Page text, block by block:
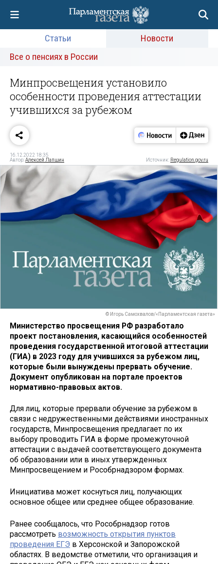
Статьи
Новости
Все о пенсиях в России
Минпросвещения установило
особенности проведения аттестации
учившихся за рубежом
16.12.2022 18:35
Автор:Алексей Лапшин Источник: Regulation.gov.ru
© Игорь Самохвалов/«Парламентская газета»
Министерство просвещения РФ разработало
проект постановления, касающийся особенностей
проведения государственной итоговой аттестации
(ГИА) в 2023 году для учившихся за рубежом лиц,
которые были вынуждены прервать обучение.
Документ опубликован на портале проектов
нормативно-правовых актов.
Для лиц, которые прервали обучение за рубежом в
связи с недружественными действиями иностранных
государств, Минпросвещения предлагает по их
выбору проводить ГИА в форме промежуточной
аттестации с выдачей соответствующего документа
об образовании или в иных утвержденных
Минпросвещением и Рособрнадзором формах.
Инициатива может коснуться лиц, получающих
основное общее или среднее общее образование.
Ранее сообщалось, что Рособрнадзор готов
рассмотреть возможность открытия пунктов
проведения ЕГЭ в Херсонской и Запорожской
областях. В ведомстве отметили, что организация и